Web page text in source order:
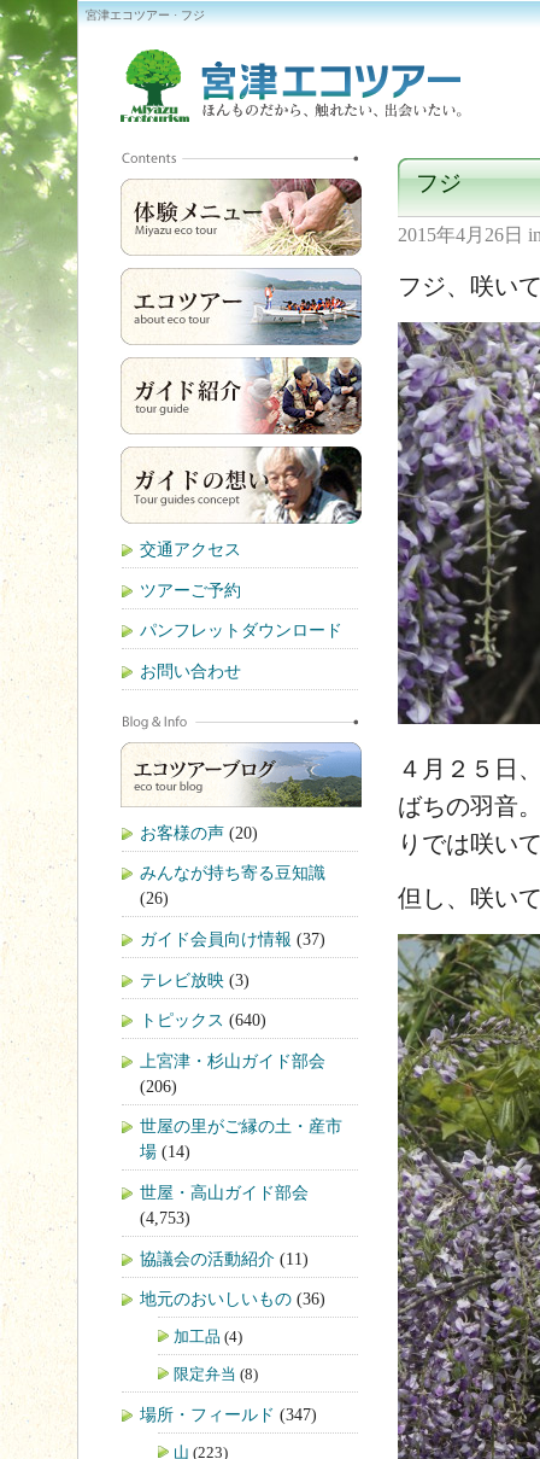
宮津エコツアー · フジ
フジ
2015年4月26日
フジ、咲い
４月２５日
ばちの羽音
りでは咲い
但し、咲い
交通アクセス
ツアーご予約
パンフレットダウンロード
お問い合わせ
お客様の声 (20)
みんなが持ち寄る豆知識
(26)
ガイド会員向け情報 (37)
テレビ放映 (3)
トピックス (640)
上宮津・杉山ガイド部会
(206)
世屋の里がご縁の土・産市
場 (14)
世屋・高山ガイド部会
(4,753)
協議会の活動紹介 (11)
地元のおいしいもの (36)
加工品 (4)
限定弁当 (8)
場所・フィールド (347)
山 (223)